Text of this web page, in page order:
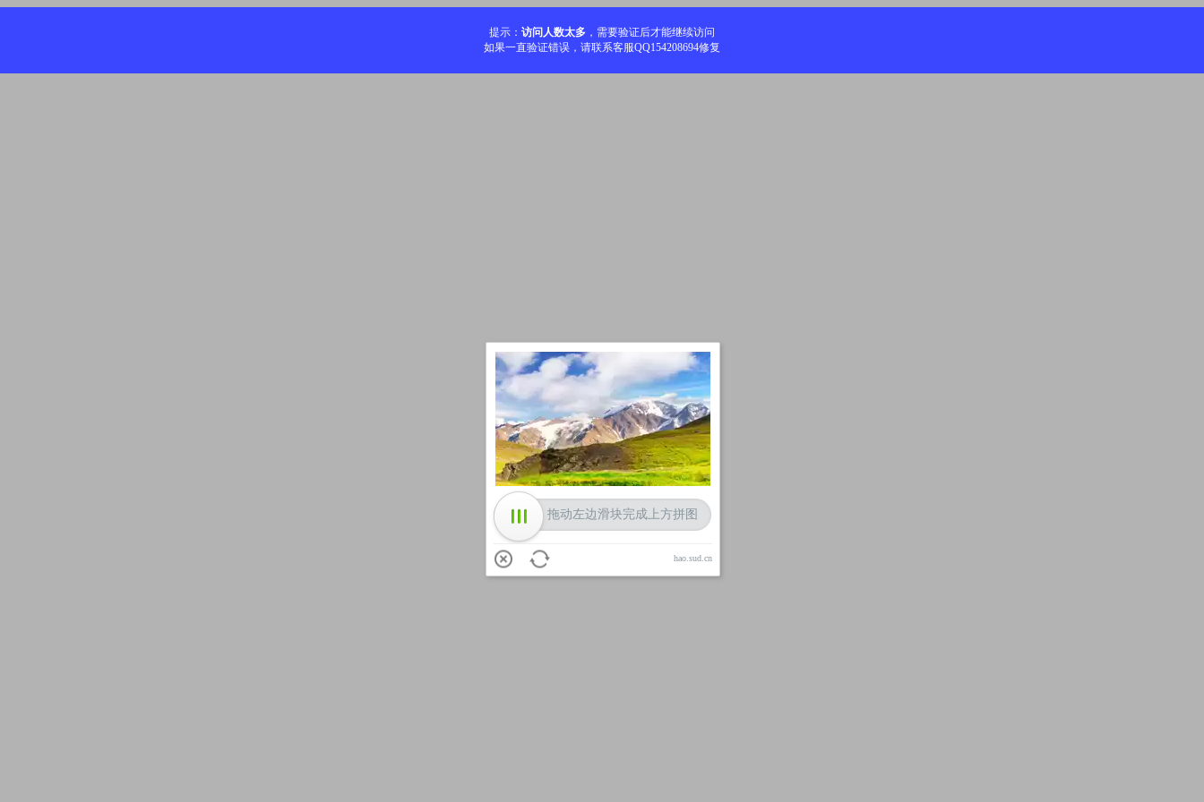
提示： 访问人数太多 ，需要验证后才能继续访问
如果一直验证错误，请联系客服QQ154208694修复
加载中
拖动左边滑块完成上方拼图
hao.sud.cn